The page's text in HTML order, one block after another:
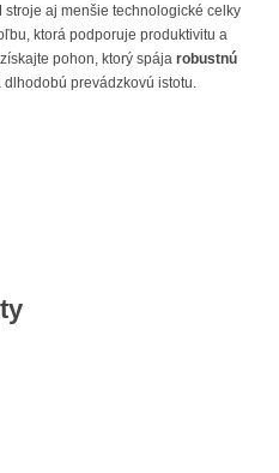
stroje aj menšie technologické celky
ktorá podporuje produktivitu a
pohon, ktorý spája robustnú
dlhodobú prevádzkovú istotu.